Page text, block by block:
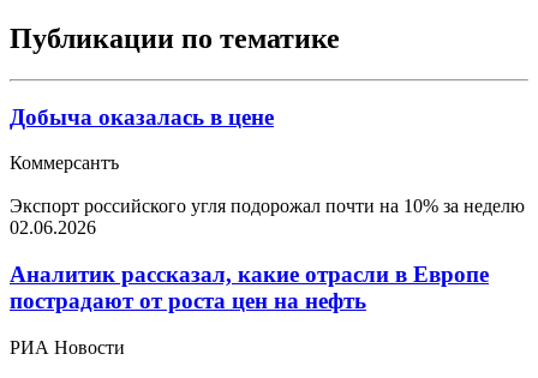
Публикации по тематике
Добыча оказалась в цене
Коммерсантъ
Экспорт российского угля подорожал почти на 10% за неделю
02.06.2026
Аналитик рассказал, какие отрасли в Европе
пострадают от роста цен на нефть
РИА Новости